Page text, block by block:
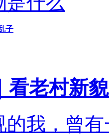
子
看老村新
的我，曾